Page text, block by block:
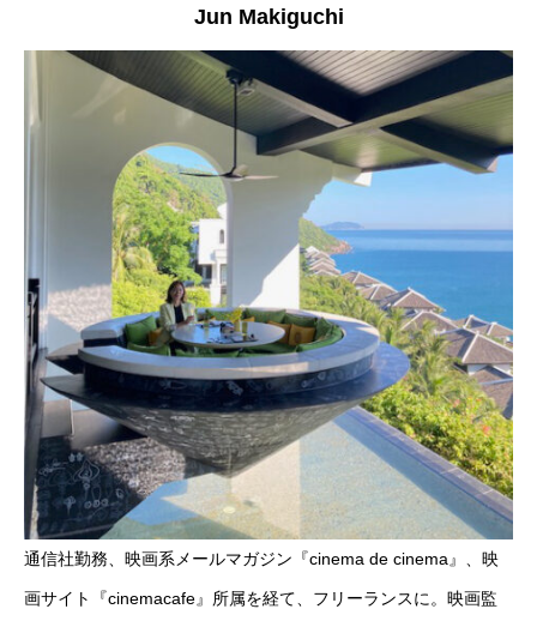
Jun Makiguchi
通信社勤務、映画系メールマガジン『cinema de cinema』、映
画サイト『cinemacafe』所属を経て、フリーランスに。映画監